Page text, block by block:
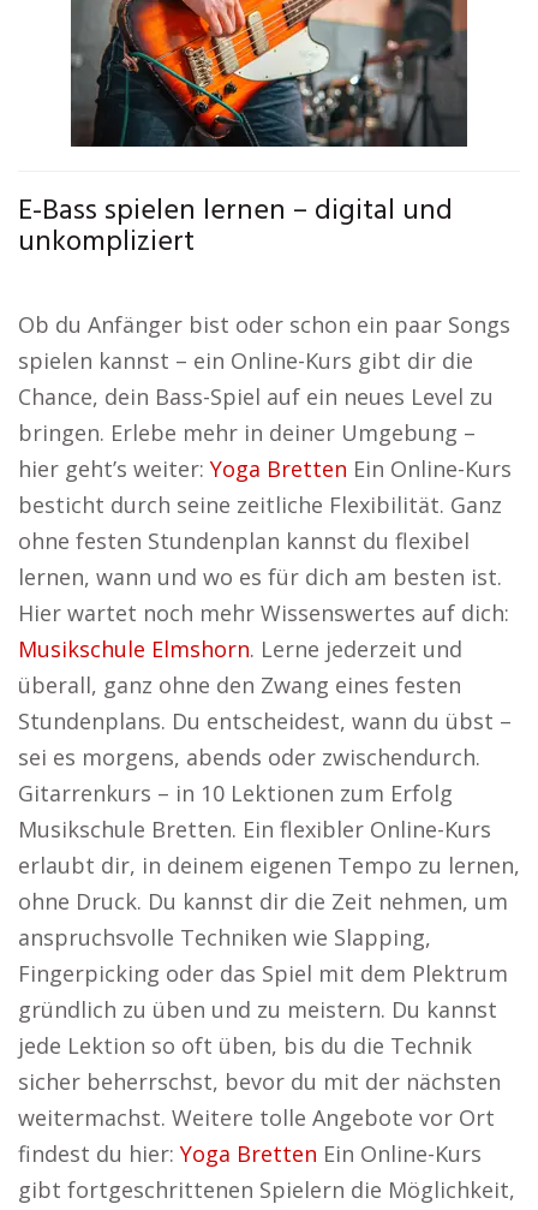
E-Bass spielen lernen – digital und
unkompliziert
Ob du Anfänger bist oder schon ein paar Songs
spielen kannst – ein Online-Kurs gibt dir die
Chance, dein Bass-Spiel auf ein neues Level zu
bringen. Erlebe mehr in deiner Umgebung –
hier geht’s weiter: Yoga Bretten Ein Online-Kurs
besticht durch seine zeitliche Flexibilität. Ganz
ohne festen Stundenplan kannst du flexibel
lernen, wann und wo es für dich am besten ist.
Hier wartet noch mehr Wissenswertes auf dich:
Musikschule Elmshorn. Lerne jederzeit und
überall, ganz ohne den Zwang eines festen
Stundenplans. Du entscheidest, wann du übst –
sei es morgens, abends oder zwischendurch.
Gitarrenkurs – in 10 Lektionen zum Erfolg
Musikschule Bretten. Ein flexibler Online-Kurs
erlaubt dir, in deinem eigenen Tempo zu lernen,
ohne Druck. Du kannst dir die Zeit nehmen, um
anspruchsvolle Techniken wie Slapping,
Fingerpicking oder das Spiel mit dem Plektrum
gründlich zu üben und zu meistern. Du kannst
jede Lektion so oft üben, bis du die Technik
sicher beherrschst, bevor du mit der nächsten
weitermachst. Weitere tolle Angebote vor Ort
findest du hier: Yoga Bretten Ein Online-Kurs
gibt fortgeschrittenen Spielern die Möglichkeit,